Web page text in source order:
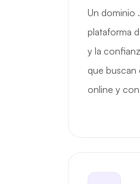
Un dominio
plataforma
y la
que buscan
online y